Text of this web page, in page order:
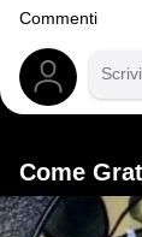
Commenti
Come